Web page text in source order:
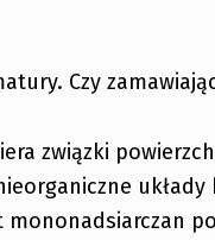
Czy
związki
mononadsiarczan